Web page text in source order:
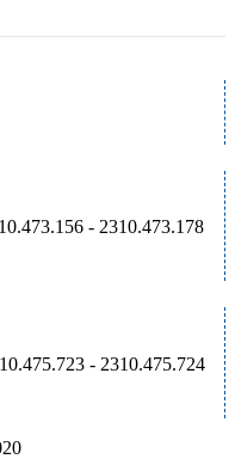
- 2310.473.178
- 2310.475.724